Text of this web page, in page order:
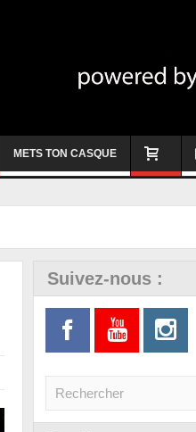
METS TON CASQUE
Suivez-nous :